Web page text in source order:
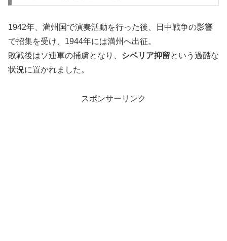
1942年、満州国で演奏活動を行った後、日中戦争の影響
で招集を受け、1944年には満州へ出征。
敗戦後はソ連軍の捕虜となり、 シベリア抑留という過酷な
状況に置かれました。
スポンサーリンク